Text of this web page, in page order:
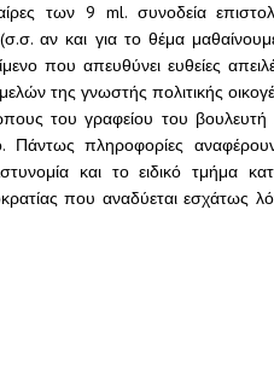
των 9 ml. συνοδεία
αν και για το θέμα
που απευθύνει ευθείες
της γνωστής πολιτικής
του γραφείου του
Πάντως πληροφορίες
και το ειδικό τμήμα
που αναδύεται εσχάτως